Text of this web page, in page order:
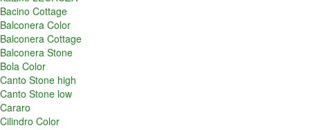
Bacino Cottage
Balconera Color
Balconera Cottage
Balconera Stone
Bola Color
Canto Stone high
Canto Stone low
Cararo
Cilindro Color